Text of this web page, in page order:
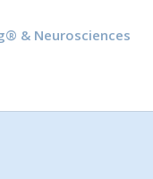
& Neurosciences